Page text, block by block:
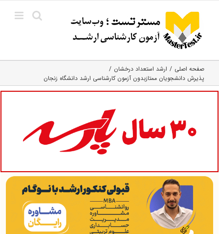
content
صفحه اصلی
ارشد استعداد درخشان
پذیرش دانشجویان ممتازبدون آزمون کارشناسی ارشد دانشگاه زنجان